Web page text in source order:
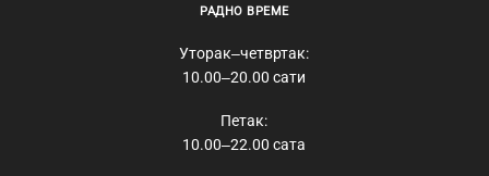
РАДНО ВРЕМЕ
Уторак‒четвртак:
10.00‒20.00 сати
Петак:
10.00‒22.00 сата